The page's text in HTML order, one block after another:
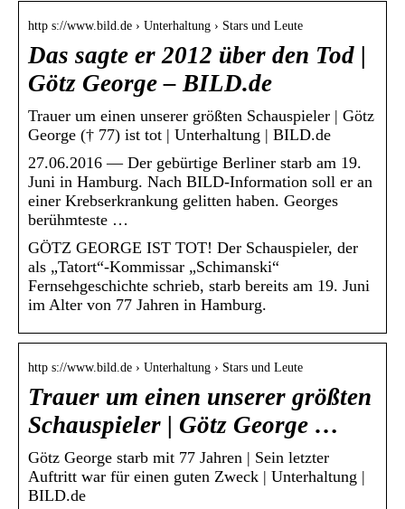
http s://www.bild.de › Unterhaltung › Stars und Leute
Das sagte er 2012 über den Tod |
Götz George – BILD.de
Trauer um einen unserer größten Schauspieler | Götz
George († 77) ist tot | Unterhaltung | BILD.de
27.06.2016 — Der gebürtige Berliner starb am 19.
Juni in Hamburg. Nach BILD-Information soll er an
einer Krebserkrankung gelitten haben. Georges
berühmteste …
GÖTZ GEORGE IST TOT! Der Schauspieler, der
als „Tatort“-Kommissar „Schimanski“
Fernsehgeschichte schrieb, starb bereits am 19. Juni
im Alter von 77 Jahren in Hamburg.
http s://www.bild.de › Unterhaltung › Stars und Leute
Trauer um einen unserer größten
Schauspieler | Götz George …
Götz George starb mit 77 Jahren | Sein letzter
Auftritt war für einen guten Zweck | Unterhaltung |
BILD.de